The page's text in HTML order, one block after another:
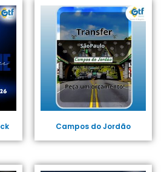
Campos do Jordão